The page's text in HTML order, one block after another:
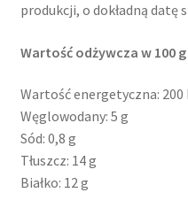
produkcji, o dokładną datę
Wartość odżywcza w 100
Wartość energetyczna: 200
Węglowodany: 5 g
Sód: 0,8 g
Tłuszcz: 14 g
Białko: 12 g